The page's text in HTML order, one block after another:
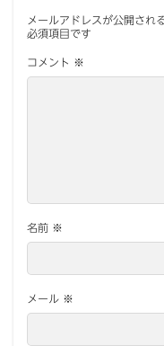
メールアドレスが公開され
必須項目です
コメント ※
名前 ※
メール ※